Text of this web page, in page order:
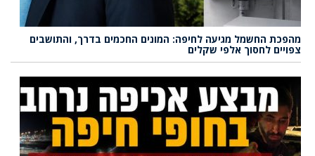
מהפכת החשמל מגיעה לחיפה: המונים החכמים בדרך, והתושבים
צפויים לחסוך אלפי שקלים